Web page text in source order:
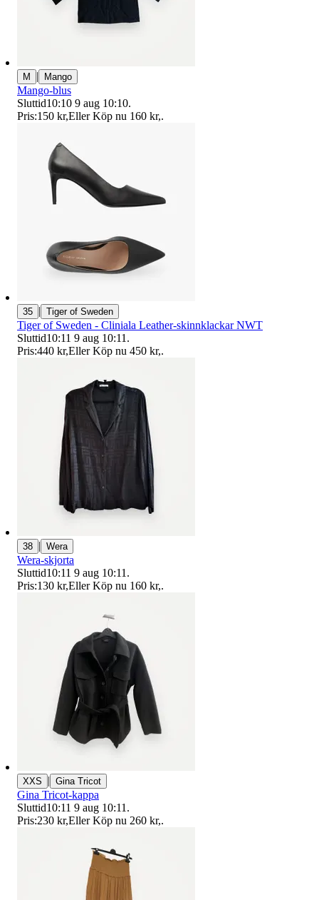
M | Mango
Mango-blus
Sluttid10:10 9 aug 10:10.
Pris:150 kr,Eller Köp nu 160 kr,.
35 | Tiger of Sweden
Tiger of Sweden - Cliniala Leather-skinnklackar NWT
Sluttid10:11 9 aug 10:11 .
Pris:440 kr,Eller Köp nu 450 kr,.
38 | Wera
Wera-skjorta
Sluttid10:11 9 aug 10:11 .
Pris:130 kr,Eller Köp nu 160 kr,.
XXS | Gina Tricot
Gina Tricot-kappa
Sluttid10:11 9 aug 10:11 .
Pris:230 kr,Eller Köp nu 260 kr,.